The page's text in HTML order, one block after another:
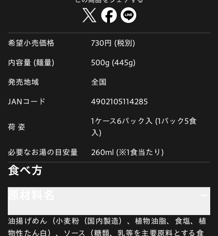
希望小売価格 730円 (税別)
内容量 (麺量) 500g (445g)
発売地域 全国
JANコード 4902105114285
荷 姿
1ケース6パック入 (1パック5食
入)
必要なお湯の目安量 260ml (※1食当たり)
食べ方
油揚げめん（小麦粉（国内製造）、植物油脂、食塩、植
物性たん白）、ソース（糖類、乳等を主要原料とする食